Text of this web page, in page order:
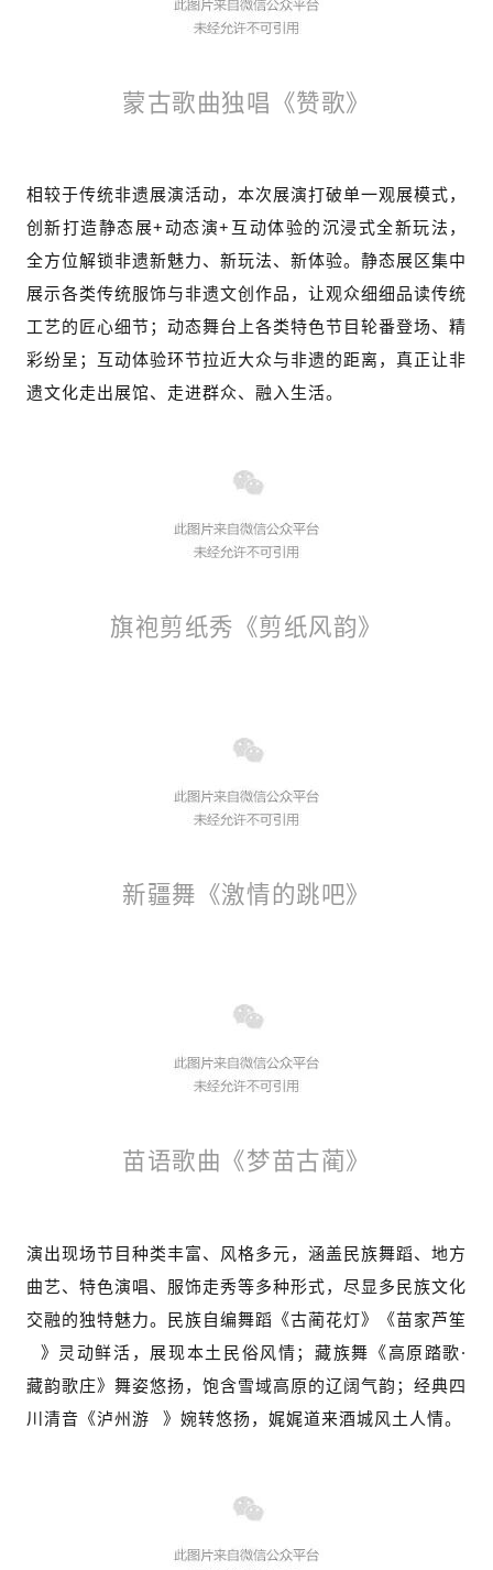
蒙古歌曲独唱《赞歌》
相较于传统非遗展演活动，本次展演打破单一观展模式，
创新打造静态展+动态演+互动体验的沉浸式全新玩法，
全方位解锁非遗新魅力、新玩法、新体验。静态展区集中
展示各类传统服饰与非遗文创作品，让观众细细品读传统
工艺的匠心细节；动态舞台上各类特色节目轮番登场、精
彩纷呈；互动体验环节拉近大众与非遗的距离，真正让非
遗文化走出展馆、走进群众、融入生活。
旗袍剪纸秀《剪纸风韵》
新疆舞《激情的跳吧》
苗语歌曲《梦苗古蔺》
演出现场节目种类丰富、风格多元，涵盖民族舞蹈、地方
曲艺、特色演唱、服饰走秀等多种形式，尽显多民族文化
交融的独特魅力。民族自编舞蹈《古蔺花灯》《苗家芦笙
》灵动鲜活，展现本土民俗风情；藏族舞《高原踏歌·
藏韵歌庄》舞姿悠扬，饱含雪域高原的辽阔气韵；经典四
川清音《泸州游 》婉转悠扬，娓娓道来酒城风土人情。